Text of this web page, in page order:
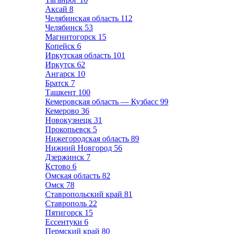
Аксай 8
Челябинская область 112
Челябинск 53
Магнитогорск 15
Копейск 6
Иркутская область 101
Иркутск 62
Ангарск 10
Братск 7
Ташкент 100
Кемеровская область — Кузбасс 99
Кемерово 36
Новокузнецк 31
Прокопьевск 5
Нижегородская область 89
Нижний Новгород 56
Дзержинск 7
Кстово 6
Омская область 82
Омск 78
Ставропольский край 81
Ставрополь 22
Пятигорск 15
Ессентуки 6
Пермский край 80